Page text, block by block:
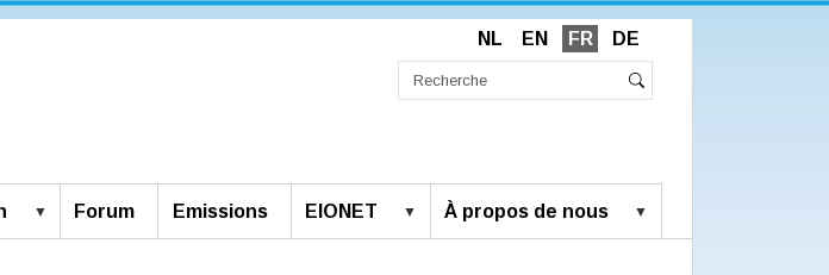
NL EN FR DE
Forum Emissions EIONET À propos de nous